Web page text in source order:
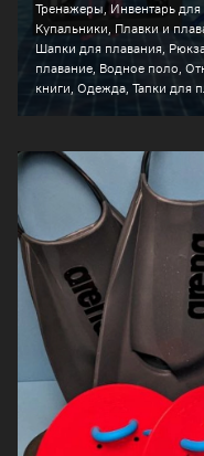
Тренажеры, Инвентарь
Купальники, Плавки и
Шапки для плавания,
плавание, Водное поло,
книги, Одежда, Тапки для